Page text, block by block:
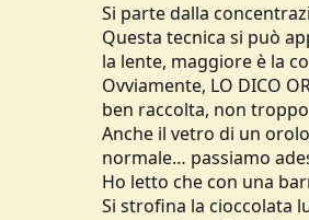
Si parte dalla
Questa tecnica si può
la lente, maggiore è la
Ovviamente, LO DICO
ben raccolta, non
Anche il vetro di un
normale… passiamo
Ho letto che con una
Si strofina la cioccolata